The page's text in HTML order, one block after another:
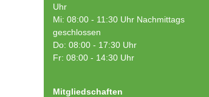
Uhr
Mi: 08:00 - 11:30 Uhr Nachmittags
geschlossen
Do: 08:00 - 17:30 Uhr
Fr: 08:00 - 14:30 Uhr
Mitgliedschaften